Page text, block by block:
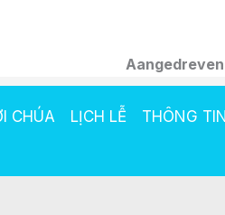
CHÚA LỊCH LỄ THÔNG TIN